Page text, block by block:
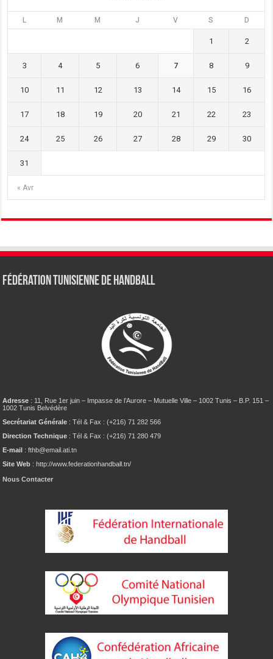
L M M J V S D
« Avr
1 2
3 4 5 6 7 8 9
10 11 12 13 14 15 16
17 18 19 20 21 22 23
24 25 26 27 28 29 30
31
Fédération tunisienne de Handball
Adresse : 11, Rue 1er juin – Impasse de l’Aurore – Mutuelle Ville – 1002 Tunis – B.P. 151 –
1002 Tunis Belvédère
Secrétariat Générale : Tél & Fax : (+216) 71 282 566
Direction Technique : Tél & Fax : (+216) 71 280 479
E-mail : fthb@email.ati.tn
Site Web : http://www.federationhandball.tn/
Nous Contacter